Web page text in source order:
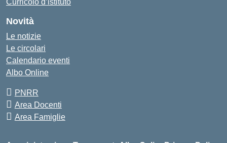
Curricolo d’istituto
Novità
Le notizie
Le circolari
Calendario eventi
Albo Online
PNRR
Area Docenti
Area Famiglie